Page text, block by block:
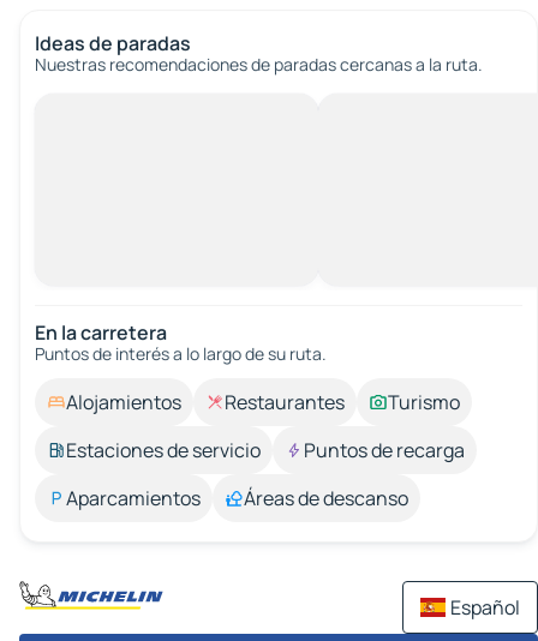
Ideas de paradas
Nuestras recomendaciones de paradas cercanas a la ruta.
En la carretera
Puntos de interés a lo largo de su ruta.
Alojamientos Restaurantes
Turismo
Estaciones de servicio
Puntos de recarga
Aparcamientos
Áreas de descanso
Español